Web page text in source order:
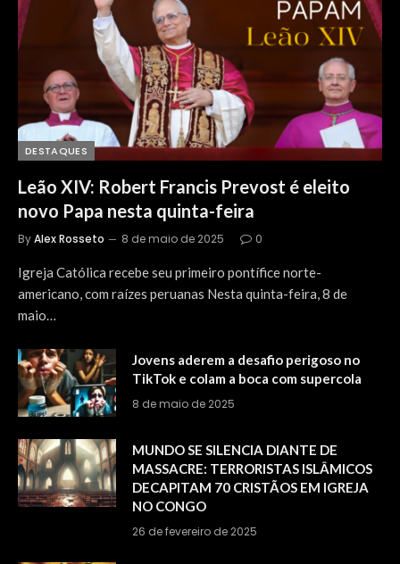
DESTAQUES
Leão XIV: Robert Francis Prevost é eleito
novo Papa nesta quinta-feira
ByAlex Rosseto 8 de maio de 2025 0
Igreja Católica recebe seu primeiro pontífice norte-
americano, com raízes peruanas Nesta quinta-feira, 8 de
maio…
Jovens aderem a desafio perigoso no
TikTok e colam a boca com supercola
8 de maio de 2025
MUNDO SE SILENCIA DIANTE DE
MASSACRE: TERRORISTAS ISLÂMICOS
DECAPITAM 70 CRISTÃOS EM IGREJA
NO CONGO
26 de fevereiro de 2025